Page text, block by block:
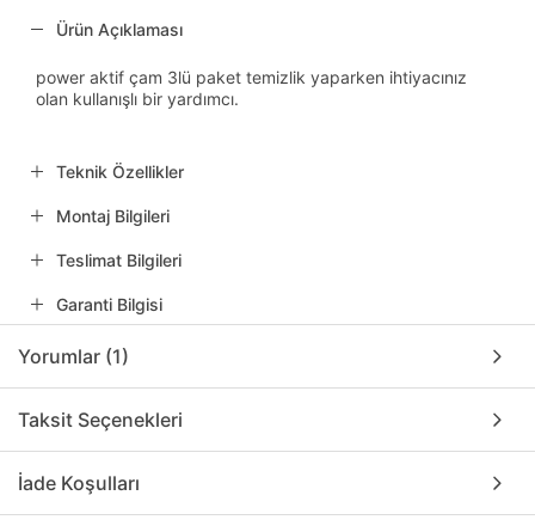
Ürün Açıklaması
power aktif çam 3lü paket temizlik yaparken ihtiyacınız
olan kullanışlı bir yardımcı.
Teknik Özellikler
Montaj Bilgileri
Teslimat Bilgileri
Garanti Bilgisi
Yorumlar (1)
Taksit Seçenekleri
İade Koşulları